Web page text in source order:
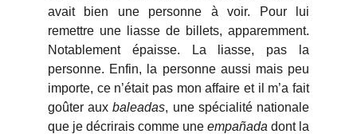
avait bien une personne à voir. Pour lui
remettre une liasse de billets, apparemment.
Notablement épaisse. La liasse, pas la
personne. Enfin, la personne aussi mais peu
importe, ce n’était pas mon affaire et il m’a fait
goûter auxbaleadas, une spécialité nationale
que je décrirais comme une empañada dont la